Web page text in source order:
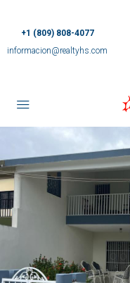
+1 (809) 808-4077
informacion@realtyhs.com